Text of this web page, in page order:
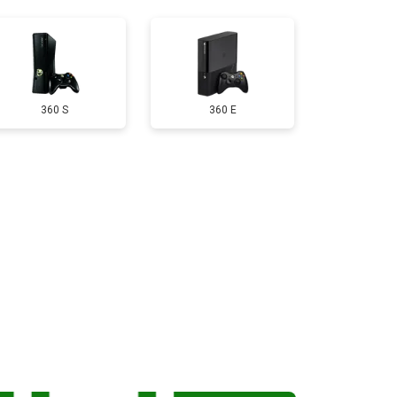
650 ₽ Заказать
300 ₽ Заказать
360 S 360 E